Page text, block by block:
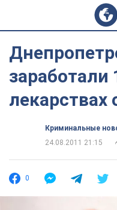
заработали
Криминальные
24.08.2011 21:15
0